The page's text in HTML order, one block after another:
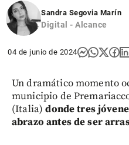
Sandra Segovia Marín
Digital - Alcance
04 de junio de 2024
Un dramático momento
municipio de
(Italia)donde tres
abrazo antes de ser